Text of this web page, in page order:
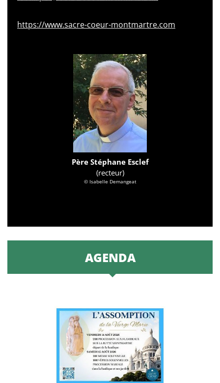
https://www.sacre-coeur-montmartre.com
Père Stéphane Esclef
(recteur)
© Isabelle Demangeat
AGENDA